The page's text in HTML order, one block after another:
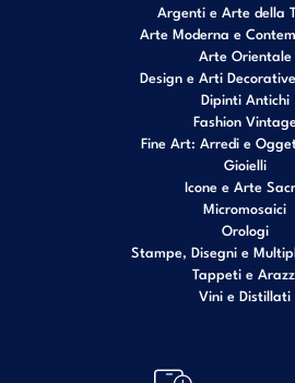
Argenti e Arte della
Arte Moderna e
Arte Orientale
Design e Arti
Dipinti Antichi
Fashion
Fine Art: Arredi e
Gioielli
Icone e Arte
Micromosaici
Orologi
Stampe, Disegni e
Tappeti e
Vini e Distillati